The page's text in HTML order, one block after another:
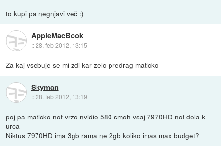
to kupi pa negnjavi več :)
AppleMacBook
::28. feb 2012, 13:15
Za kaj vsebuje se mi zdi kar zelo predrag maticko
Skyman
::28. feb 2012, 13:19
poj pa maticko not vrze nvidio 580 smeh vsaj 7970HD not dela k
urca
Niktus 7970HD ima 3gb rama ne 2gb koliko imas max budget?